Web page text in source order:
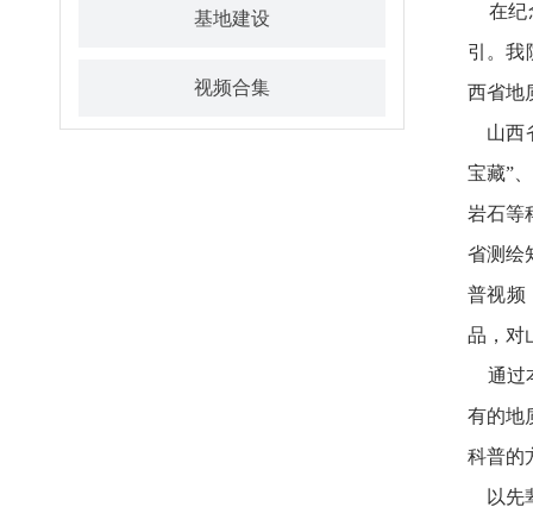
基地建设
视频合集
在纪
引。我
西省地
山西
宝藏”
岩石等
省测绘
普视频
品，对
通过
有的地
科普的
以先